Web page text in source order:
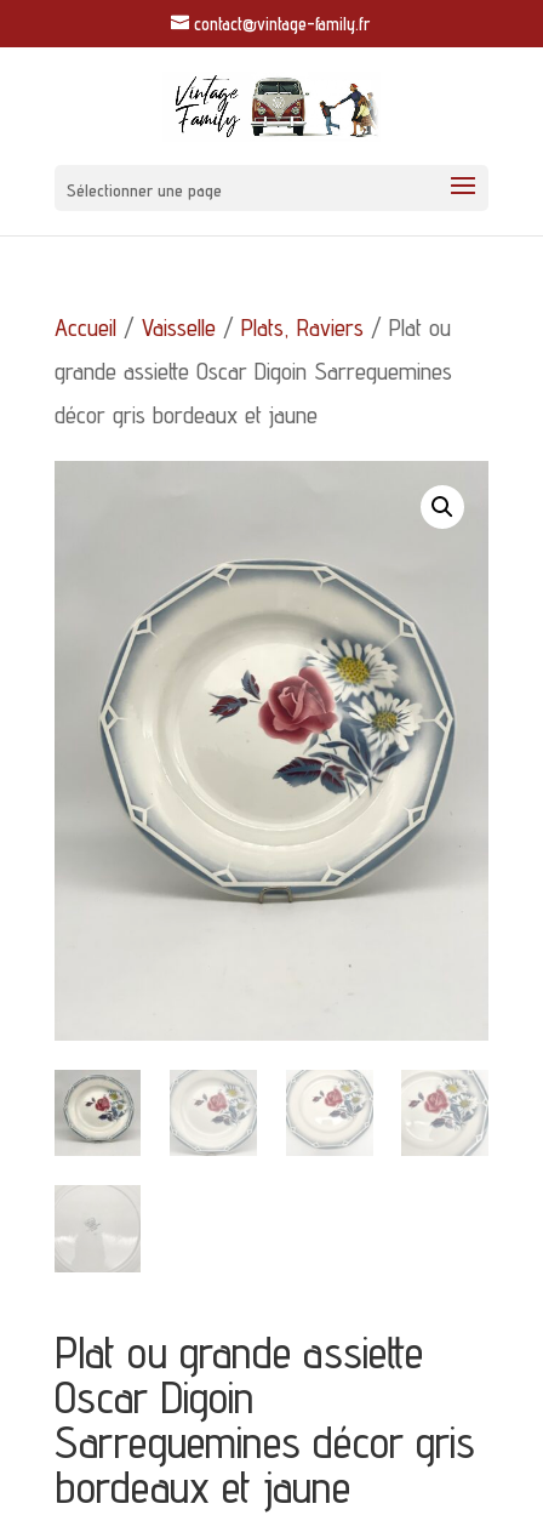
contact@vintage-family.fr
Sélectionner une page
Accueil/ Vaisselle/ Plats, Raviers / Plat ou
grande assiette Oscar Digoin Sarreguemines
décor gris bordeaux et jaune
Plat ou grande assiette
Oscar Digoin
Sarreguemines décor gris
bordeaux et jaune